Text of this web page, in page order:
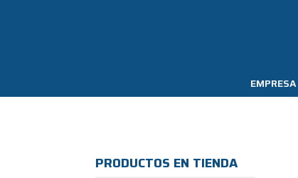
EMPRESA
PRODUCTOS EN TIENDA